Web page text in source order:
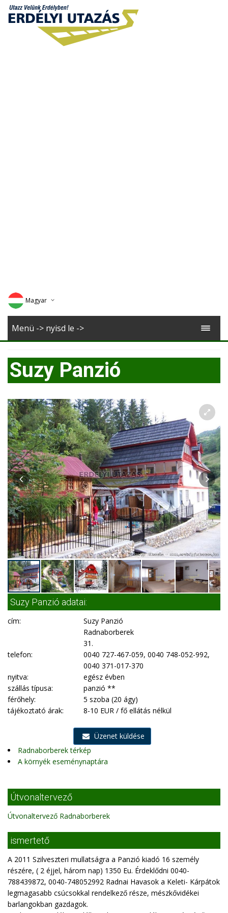
Magyar
Deutsch
Romana
Menü -> nyisd le ->
Suzy Panzió
Suzy Panzió adatai:
cím:
Suzy Panzió
Radnaborberek
31.
telefon:
0040 727-467-059, 0040 748-052-992,
0040 371-017-370
nyitva:
egész évben
szállás típusa:
panzió **
férőhely:
5 szoba (20 ágy)
tájékoztató árak:
8-10 EUR / fő ellátás nélkül
Üzenet küldése
Radnaborberek térkép
A környék eseménynaptára
Útvonaltervező
Útvonaltervező Radnaborberek
ismertető
A 2011 Szilveszteri mullatságra a Panzió kiadó 16 személy
részére, ( 2 éjjel, három nap) 1350 Eu. Érdeklődni 0040-
788439872, 0040-748052992 Radnai Havasok a Keleti- Kárpátok
legmagasabb csúcsokkal rendelkező része, mészkővidékei
barlangokban gazdagok.